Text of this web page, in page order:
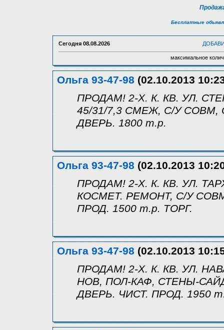
Бесплатные
Сегодня 08.08.2026
максимальное
Ольга 93-47-98 (02.10.2013
ПРОДАМ! 2-Х. К. КВ. УЛ.
45/31/7,3 СМЕЖ, С/У
ДВЕРЬ. 1800 т.р.
Ольга 93-47-98 (02.10.2013
ПРОДАМ! 2-Х. К. КВ. УЛ.
КОСМЕТ. РЕМОНТ, С/У
ПРОД. 1500 т.р. ТОРГ.
Ольга 93-47-98 (02.10.2013
ПРОДАМ! 2-Х. К. КВ. УЛ.
НОВ, ПОЛ-КАФ, СТЕНЫ-
ДВЕРЬ. ЧИСТ. ПРОД. 1950